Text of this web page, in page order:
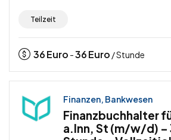
Teilzeit
36Euro -36Euro / Stunde
Finanzen, Bankwesen
Finanzbuchhalter
a.Inn, St (m/w/d)